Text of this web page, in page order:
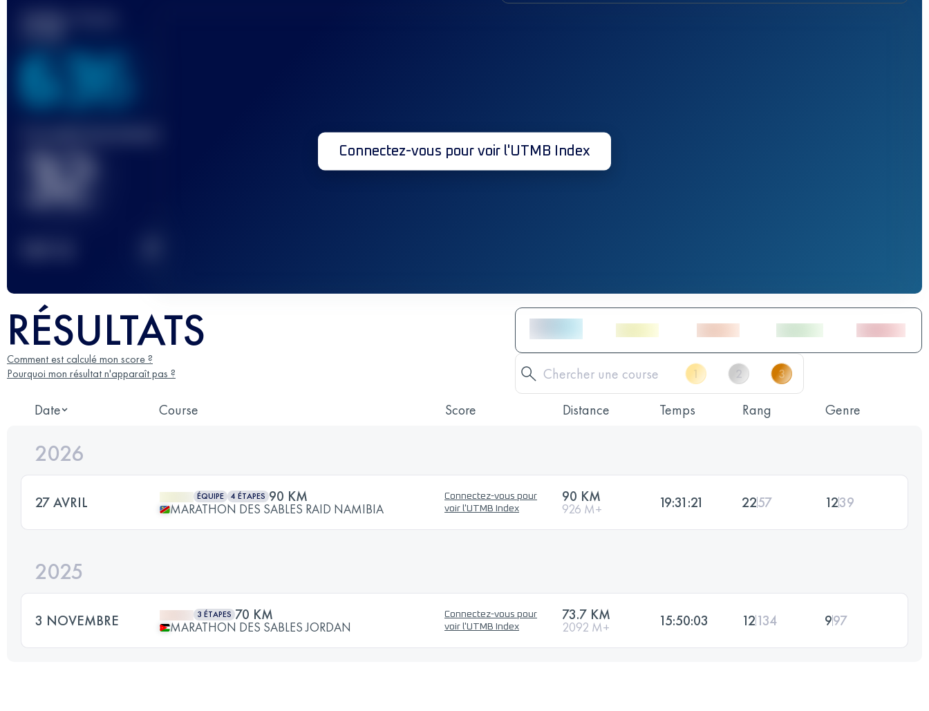
Meilleur Score
636
32 Connectez-vous pour voir l'UTMB Index
RÉSULTATS
Comment est calculé mon score ?
Pourquoi mon résultat n'apparaît pas ?
Date Course Score Distance Temps Rang Genre
2026
27 AVRIL ÉQUIPE 4 ÉTAPES 90 KM
MARATHON DES SABLES RAID NAMIBIA
Connectez-vous pour
voir l'UTMB Index
90 KM
926 M+ 19:31:21 2257 1239
2025
3 NOVEMBRE 3 ÉTAPES 70 KM
MARATHON DES SABLES JORDAN
Connectez-vous pour
voir l'UTMB Index
73.7 KM
2092 M+ 15:50:03 12134 997